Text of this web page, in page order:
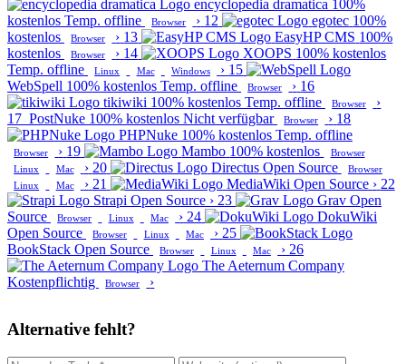
encyclopedia dramatica 100%
kostenlos Temp. offline Browser › 12 egotec 100%
kostenlos
Browser › 13 EasyHP CMS 100%
kostenlos
Browser › 14 XOOPS 100% kostenlos
Temp. offline
Linux Mac Windows › 15
WebSpell 100% kostenlos Temp. offline Browser › 16
tikiwiki 100% kostenlos Temp. offline Browser
›
17 PostNuke 100% kostenlos Nicht verfügbar Browser › 18
PHPNuke 100% kostenlos Temp. offline
Browser › 19 Mambo 100% kostenlos
Browser
Linux
Mac › 20 Directus Open Source
Browser
Linux
Mac › 21 MediaWiki Open Source › 22
Strapi Open Source › 23 Grav Open
Source
Browser Linux Mac › 24
DokuWiki
Open Source
Browser Linux Mac › 25
BookStack Open Source Browser Linux Mac › 26
The Aeternum Company
Kostenpflichtig
Browser ›
Alternative fehlt?